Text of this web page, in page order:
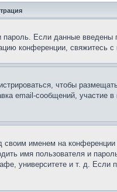
Если данные
конференции, свяжитесь
чтобы
email-сообщений, участие в
своим именем на
имя пользователя и
университете и т. д. Если